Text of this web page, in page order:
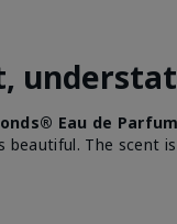
Eau de Parfum
The scent